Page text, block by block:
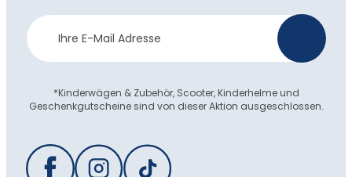
Newsletter
Anmeldung
*Kinderwägen & Zubehör, Scooter, Kinderhelme und
Geschenkgutscheine sind von dieser Aktion ausgeschlossen.